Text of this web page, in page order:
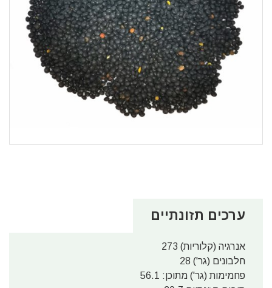
ערכים תזונתיים
אנרגיה (קלוריות) 273
חלבונים (גר') 28
פחמימות (גר') מתוכן: 56.1